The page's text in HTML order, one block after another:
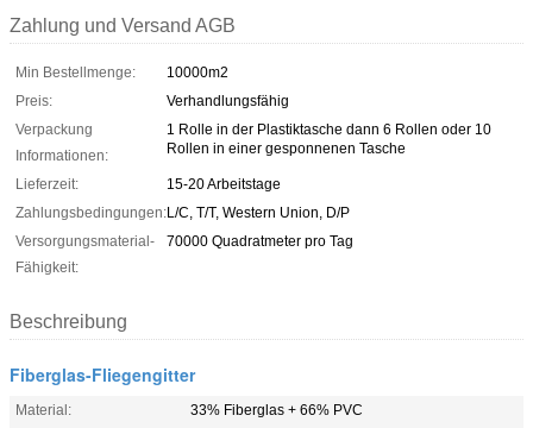
Zahlung und Versand AGB
Min Bestellmenge:
10000m2
Preis:
Verhandlungsfähig
Verpackung
Informationen:
1 Rolle in der Plastiktasche dann 6 Rollen oder 10
Rollen in einer gesponnenen Tasche
Lieferzeit:
15-20 Arbeitstage
Zahlungsbedingungen:L/C, T/T, Western Union, D/P
Versorgungsmaterial-
Fähigkeit:
70000 Quadratmeter pro Tag
Beschreibung
Fiberglas-Fliegengitter
Material:
33% Fiberglas + 66% PVC